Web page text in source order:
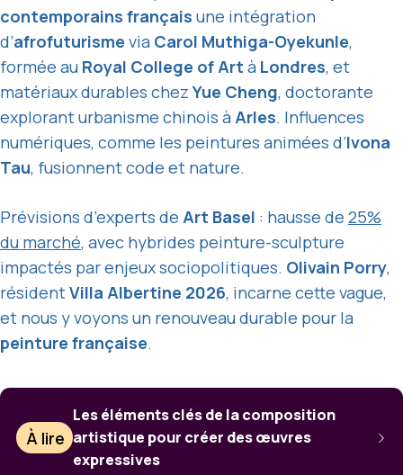
contemporains français une intégration
d’afrofuturisme via Carol Muthiga-Oyekunle,
formée au Royal College of Art à Londres, et
matériaux durables chezYue Cheng, doctorante
explorant urbanisme chinois àArles. Influences
numériques, comme les peintures animées d’Ivona
Tau, fusionnent code et nature.
Prévisions d’experts de Art Basel : hausse de 25%
du marché, avec hybrides peinture-sculpture
impactés par enjeux sociopolitiques. Olivain Porry,
résidentVilla Albertine 2026, incarne cette vague,
et nous y voyons un renouveau durable pour la
peinture française.
À lire
Les éléments clés de la composition
artistique pour créer des œuvres
expressives